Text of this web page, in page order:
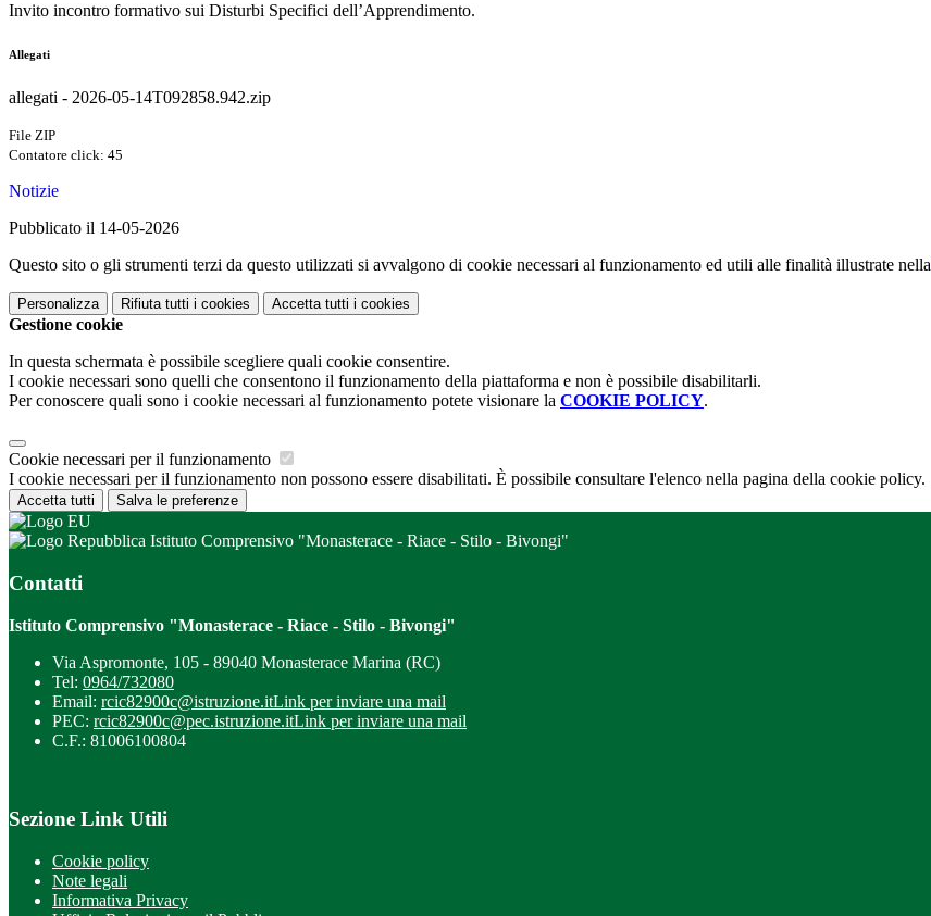
Invito incontro formativo sui Disturbi Specifici dell’Apprendimento.
Allegati
allegati - 2026-05-14T092858.942.zip
File ZIP
Contatore click: 45
Notizie
Pubblicato il 14-05-2026
Questo sito o gli strumenti terzi da questo utilizzati si avvalgono di cookie necessari al funzionamento ed utili alle finalità illustrate nella
Personalizza Rifiuta tutti i cookies Accetta tutti i cookies
Gestione cookie
In questa schermata è possibile scegliere quali cookie consentire.
I cookie necessari sono quelli che consentono il funzionamento della piattaforma e non è possibile disabilitarli.
Per conoscere quali sono i cookie necessari al funzionamento potete visionare la COOKIE POLICY.
Cookie necessari per il funzionamento
I cookie necessari per il funzionamento non possono essere disabilitati. È possibile consultare l'elenco nella pagina della cookie policy.
Accetta tutti Salva le preferenze
Istituto Comprensivo "Monasterace - Riace - Stilo - Bivongi"
Contatti
Istituto Comprensivo "Monasterace - Riace - Stilo - Bivongi"
Via Aspromonte, 105 - 89040 Monasterace Marina (RC)
Tel: 0964/732080
Email: rcic82900c@istruzione.itLink per inviare una mail
PEC: rcic82900c@pec.istruzione.itLink per inviare una mail
C.F.: 81006100804
Sezione Link Utili
Cookie policy
Note legali
Informativa Privacy